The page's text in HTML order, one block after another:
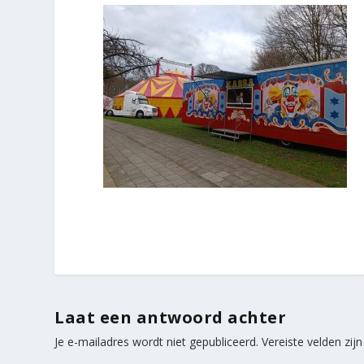
Laat een antwoord achter
Je e-mailadres wordt niet gepubliceerd. Vereiste velden